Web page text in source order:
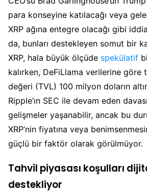
para konseyine katılacağı veya
XRP ağına entegre olacağı gibi
da, bunları destekleyen somut bir
XRP, hala büyük ölçüde spekülatif
kalırken, DeFiLlama verilerine göre
değeri (TVL) 100 milyon doların
Ripple’ın SEC ile devam eden
gelişmeler yaşanabilir, ancak bu
XRP’nin fiyatına veya
güçlü bir faktör olarak görülmüyor.
Tahvil piyasası koşulları
destekliyor